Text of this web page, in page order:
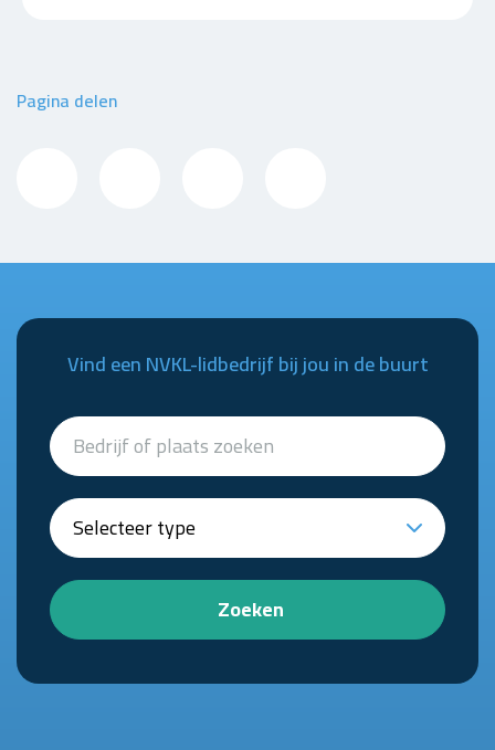
Pagina delen
Vind een NVKL-lidbedrijf bij jou in de buurt
Zoeken